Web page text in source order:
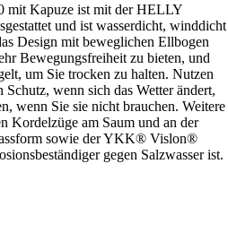
mit Kapuze ist mit der HELLY
und ist wasserdicht, winddicht
Design mit beweglichen Ellbogen
Bewegungsfreiheit zu bieten, und
um Sie trocken zu halten. Nutzen
Schutz, wenn sich das Wetter ändert,
wenn Sie sie nicht brauchen. Weitere
Kordelzüge am Saum und an der
sowie der YKK® Vislon®
gegen Salzwasser ist.